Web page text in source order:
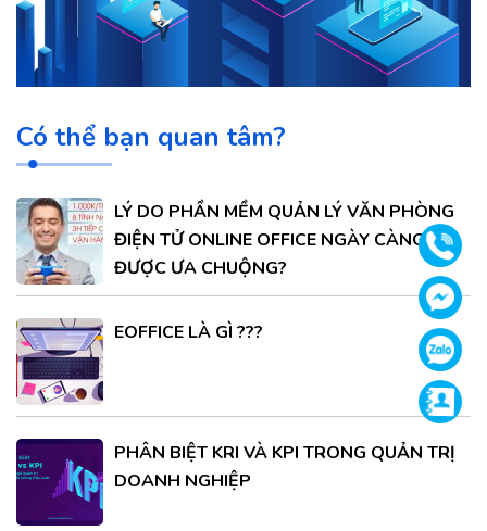
Có thể bạn quan tâm?
LÝ DO PHẦN MỀM QUẢN LÝ VĂN PHÒNG
ĐIỆN TỬ ONLINE OFFICE NGÀY CÀNG
ĐƯỢC ƯA CHUỘNG?
EOFFICE LÀ GÌ ???
PHÂN BIỆT KRI VÀ KPI TRONG QUẢN TRỊ
DOANH NGHIỆP
Gọi